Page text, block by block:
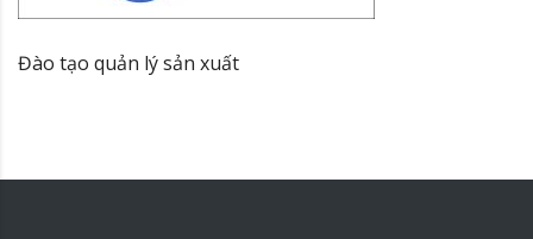
Đào tạo quản lý sản xuất